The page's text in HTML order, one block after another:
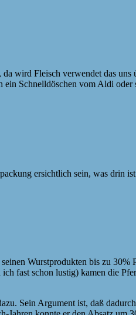
wird Fleisch verwendet das
Schnelldöschen vom Aldi
ersichtlich sein, was drin
Wurstprodukten bis zu
fast schon lustig) kamen die
Sein Argument ist, daß